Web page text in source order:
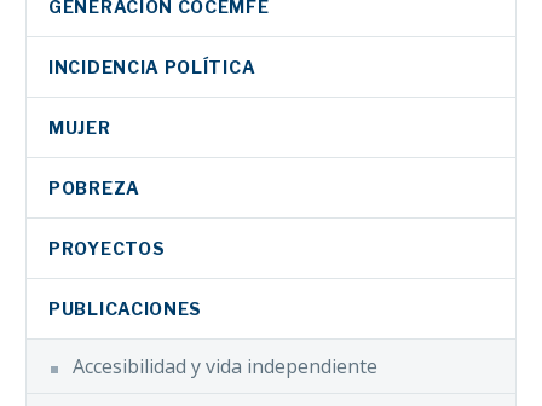
GENERACION COCEMFE
INCIDENCIA POLÍTICA
MUJER
POBREZA
PROYECTOS
PUBLICACIONES
Accesibilidad y vida independiente